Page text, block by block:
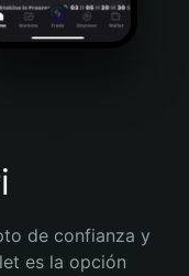
de confianza y
es la opción